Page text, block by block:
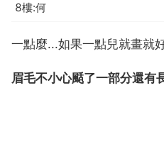
8樓:何
一點麼...如果一點兒就畫就
眉毛不小心颳了一部分還有